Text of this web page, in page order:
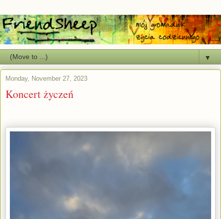
▼
Monday, November 27, 2023
Koncert życzeń